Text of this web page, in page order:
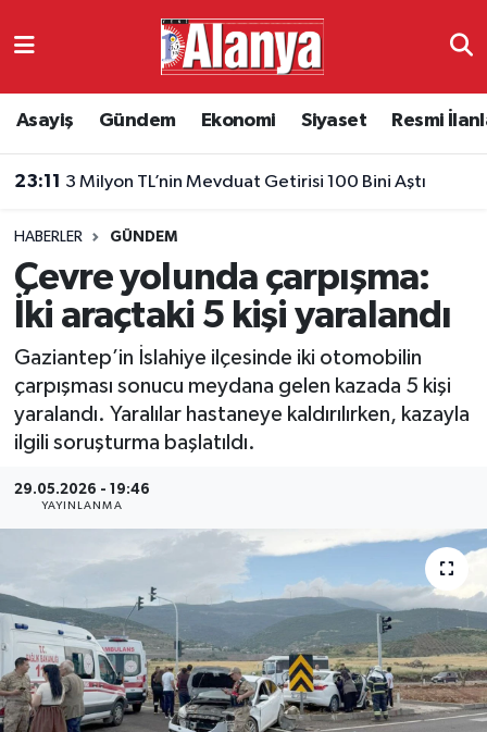
Asayiş Gündem Ekonomi Siyaset Resmi
23:11 3 Milyon TL’nin Mevduat Getirisi 100 Bini Aştı
HABERLER GÜNDEM
Çevre yolunda çarpışma:
İki araçtaki 5 kişi yaralandı
Gaziantep’in İslahiye ilçesinde iki otomobilin
çarpışması sonucu meydana gelen kazada 5 kişi
yaralandı. Yaralılar hastaneye kaldırılırken, kazayla
ilgili soruşturma başlatıldı.
29.05.2026 - 19:46
YAYINLANMA
Ekonomi
Resmi İlanlar
Alanyaspor
Turizm
Antalya Namaz Vakitleri
Süper Lig Puan Durumu ve Fikstür
Tüm Manşetler
Son Dakika Haberleri